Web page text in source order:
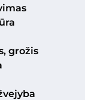
grožis